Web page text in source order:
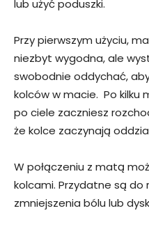
lub użyć poduszki.
Przy pierwszym użyciu,
niezbyt wygodna, ale
swobodnie oddychać,
kolców w macie. Po kilku
po ciele zaczniesz
że kolce zaczynają
W połączeniu z matą
kolcami. Przydatne są do
zmniejszenia bólu lub